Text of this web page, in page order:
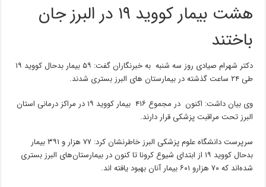
هشت بیمار کووید ۱۹ در البرز جان
باختند
دکتر شهرام صیادی روز سه شنبه به خبرنگاران گفت: ۵۹ بیمار بدحال کووید ۱۹
طی ۲۴ ساعت گذشته در بیمارستان های البرز بستری شدند.
وی بیان داشت: اکنون در مجموع ۴۱۶ بیمار کووید ۱۹ در مراکز درمانی استان
البرز تحت مراقبت پزشکی قرار دارند.
سرپرست دانشگاه علوم پزشکی البرز خاطرنشان کرد: ۷۷ هزار و ۳۹۱ بیمار
بدحال کووید ۱۹ از ابتدای شیوع کرونا تا کنون در بیمارستان‌های البرز بستری
شده‌اند که ۷۰ هزارو ۶۰۱ بیمار آنان بهبود یافته اند.